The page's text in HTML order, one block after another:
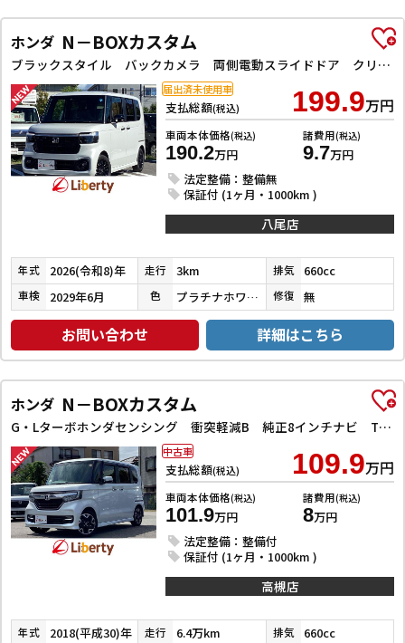
ホンダ N－BOXカスタム
ブラックスタイル バックカメラ 両側電動スライドドア クリアランスソナー オートクルーズコントロール レーンアシスト 衝突被害軽減システム オートライト LEDヘッドランプ スマートキー アイドリングストップ
支払総額(税込) 199.9万円
車両本体価格(税込)
190.2万円
諸費用(税込)
9.7万円
法定整備：整備無
保証付 (1ヶ月・1000km )
届出済未使用車
八尾店
年式 2026(令和8)年 走行 3km 排気 660cc
車検 2029年6月 色 プラチナホワイトパール 修復 無
お問い合わせ 詳細はこちら
ホンダ N－BOXカスタム
G・Lターボホンダセンシング 衝突軽減B 純正8インチナビ TV Bluetooth対応 Bカメラ ビルドインETC 両側自動ドア アダプティブクルーズコントロール 革巻きステアリング パドルシフト LEDヘッドライト スマートキ
支払総額(税込) 109.9万円
車両本体価格(税込)
101.9万円
諸費用(税込)
8万円
法定整備：整備付
保証付 (1ヶ月・1000km )
中古車
高槻店
年式 2018(平成30)年 走行 6.4万km 排気 660cc